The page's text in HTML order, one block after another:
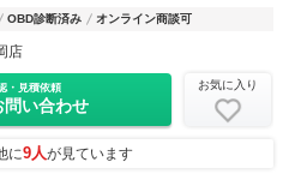
OBD診断済み オンライン商談可
店
・見積依頼
問い合わせ
お気に入り
に9人が見ています